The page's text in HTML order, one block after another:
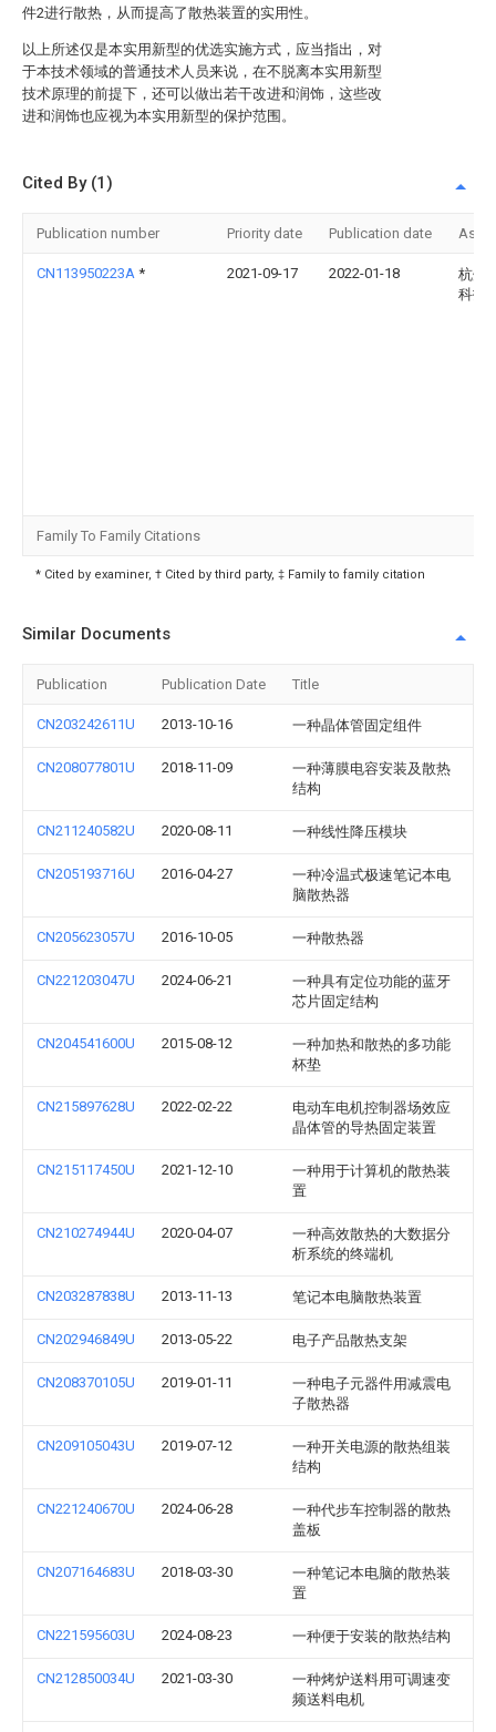
件2进行散热，从而提高了散热装置的实用性。
以上所述仅是本实用新型的优选实施方式，应当指出，对
于本技术领域的普通技术人员来说，在不脱离本实用新型
技术原理的前提下，还可以做出若干改进和润饰，这些改
进和润饰也应视为本实用新型的保护范围。
Cited By (1)
Publication number Priority date Publication date
CN113950223A * 2021-09-17 2022-01-18
杭州
科技
Family To Family Citations
* Cited by examiner, † Cited by third party, ‡ Family to family citation
Similar Documents
Publication Publication Date Title
CN203242611U 2013-10-16 一种晶体管固定组件
CN208077801U 2018-11-09
一种薄膜电容安装及散热
结构
CN211240582U 2020-08-11 一种线性降压模块
CN205193716U 2016-04-27
一种冷温式极速笔记本电
脑散热器
CN205623057U 2016-10-05 一种散热器
CN221203047U 2024-06-21
一种具有定位功能的蓝牙
芯片固定结构
CN204541600U 2015-08-12
一种加热和散热的多功能
杯垫
CN215897628U 2022-02-22
电动车电机控制器场效应
晶体管的导热固定装置
CN215117450U 2021-12-10
一种用于计算机的散热装
置
CN210274944U 2020-04-07
一种高效散热的大数据分
析系统的终端机
CN203287838U 2013-11-13 笔记本电脑散热装置
CN202946849U 2013-05-22 电子产品散热支架
CN208370105U 2019-01-11
一种电子元器件用减震电
子散热器
CN209105043U 2019-07-12
一种开关电源的散热组装
结构
CN221240670U 2024-06-28
一种代步车控制器的散热
盖板
CN207164683U 2018-03-30
一种笔记本电脑的散热装
置
CN221595603U 2024-08-23 一种便于安装的散热结构
CN212850034U 2021-03-30
一种烤炉送料用可调速变
频送料电机